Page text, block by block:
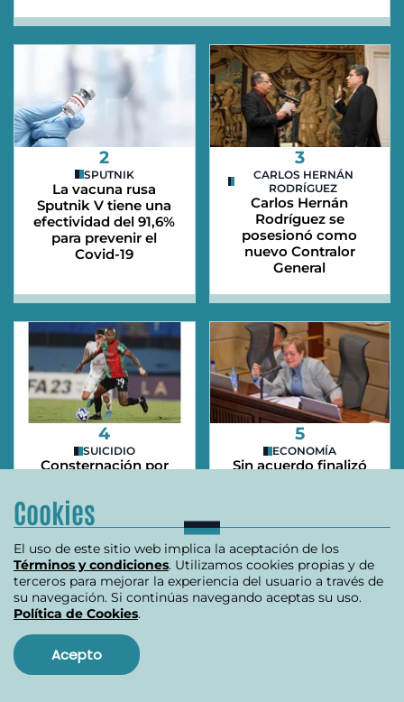
2
SPUTNIK
La vacuna rusa
Sputnik V tiene una
efectividad del 91,6%
para prevenir el
Covid-19
3
CARLOS HERNÁN
RODRÍGUEZ
Carlos Hernán
Rodríguez se
posesionó como
nuevo Contralor
General
4
SUICIDIO
Consternación por
futbolista uruguayo
Mathías Acuña
5
ECONOMÍA
Sin acuerdo finalizó
apunta a que habrá
decreto
Cookies
El uso de este sitio web implica la aceptación de los
Términos y condiciones. Utilizamos cookies propias y de
terceros para mejorar la experiencia del usuario a través de
su navegación. Si continúas navegando aceptas su uso.
Política de Cookies.
Acepto